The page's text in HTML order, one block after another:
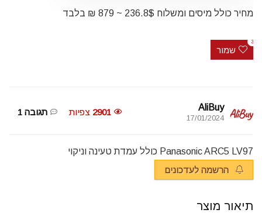
מחיר כולל מיסים ומשלוח 236.8$ ~ 879 ₪ בלבד
שמור
3
AliBuy
17/01/2024
2901 צפיות תגובה 1
Panasonic ARC5 LV97 כולל עמדת טעינה וניקוי
הרשמה לעדכונים
תיאור מוצר